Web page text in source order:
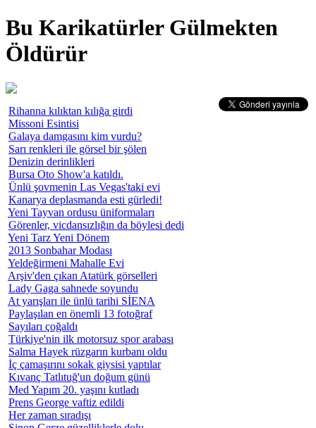
Bu Karikatürler Gülmekten
Öldürür
Rihanna kılıktan kılığa girdi
Missoni Esintisi
Galaya damgasını kim vurdu?
Sarı renkleri ile görsel bir şölen
Denizin derinlikleri
Bursa Oto Show'a katıldı.
Ünlü şovmenin Las Vegas'taki evi
Kanarya deplasmanda esti gürledi!
Yeni Tayvan ordusu üniformaları
Görenler, vicdansızlığın da böylesi dedi
Yeni Tarz Yeni Dönem
2013 Sonbahar Modası
Yeldeğirmeni Mahalle Evi
Arşiv'den çıkan Atatürk görselleri
Lady Gaga sahnede soyundu
At yarışları ile ünlü tarihi SİENA
Paylaşılan en önemli 13 fotoğraf
Sayıları çoğaldı
Türkiye'nin ilk motorsuz spor arabası
Salma Hayek rüzgarın kurbanı oldu
İç çamaşırını sokak giysisi yaptılar
Kıvanç Tatlıtuğ'un doğum günü
Med Yapım 20. yaşını kutladı
Prens George vaftiz edildi
Her zaman sıradışı